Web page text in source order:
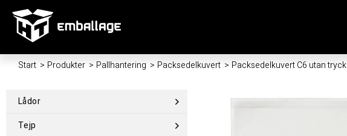
Start / Produkter / Pallhantering / Packsedelkuvert / Packsedelkuvert C6 utan tryck
Lådor
Tejp